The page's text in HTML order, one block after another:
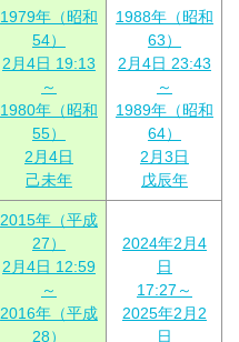
1979年（昭和
54）
2月4日 19:13
～
1980年（昭和
55）
2月4日
己未年
1988年（昭和
63）
2月4日 23:43
～
1989年（昭和
64）
2月3日
戊辰年
2015年（平成
27）
2月4日 12:59
～
2016年（平成
28）
2024年2月4
日
17:27～
2025年2月2
日